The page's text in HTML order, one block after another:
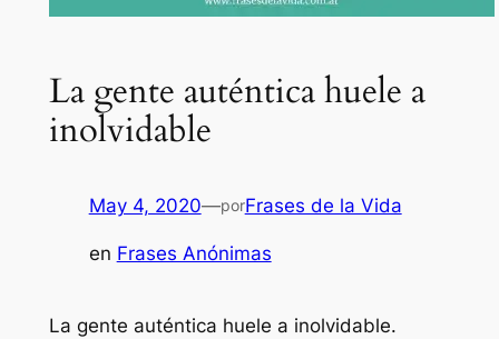
La gente auténtica huele a
inolvidable
May 4, 2020—porFrases de la Vida
en Frases Anónimas
La gente auténtica huele a inolvidable.